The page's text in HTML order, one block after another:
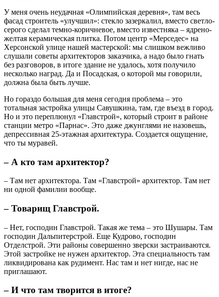
У меня очень неудачная «Олимпийская деревня», там весь
фасад строитель «улучшил»: стекло зазеркалил, вместо светло-
серого сделал темно-коричневое, вместо известняка – ядрено-
желтая керамическая плитка. Потом центр «Мерседес» на
Херсонской улице нашей мастерской: мы слишком вежливо
слушали советы архитекторов заказчика, а надо было гнать
без разговоров, в итоге здание не удалось, хотя получило
несколько наград. Да и Посадская, о которой мы говорили,
должна была быть лучше.
Но гораздо большая для меня сегодня проблема – это
тотальная застройка улицы Савушкина, там, где въезд в город.
Но и это переплюнул «Главстрой», который строит в районе
станции метро «Парнас». Это даже джунглями не назовешь,
депрессивная 25-этажная архитектура. Создается ощущение,
что ты муравей.
– А кто там архитектор?
– Там нет архитектора. Там «Главстрой» архитектор. Там нет
ни одной фамилии вообще.
– Товарищ Главстрой.
– Нет, господин Главстрой. Такая же тема – это Шушары. Там
господин Дальпитерстрой. Еще Кудрово, господин
Отделстрой. Эти районы совершенно зверски застраиваются.
Этой застройке не нужен архитектор. Эта специальность там
ликвидирована как рудимент. Нас там и нет нигде, нас не
приглашают.
– И что там творится в итоге?